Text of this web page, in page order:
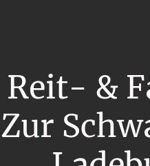
Reit- &